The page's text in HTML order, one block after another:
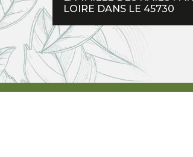
LOIRE DANS LE 45730